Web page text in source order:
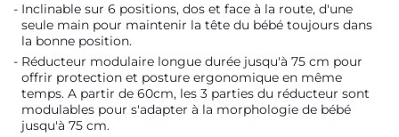
Inclinable sur 6 positions, dos et face à la route, d'une
seule main pour maintenir la tête du bébé toujours dans
la bonne position.
Réducteur modulaire longue durée jusqu'à 75 cm pour
offrir protection et posture ergonomique en même
temps. A partir de 60cm, les 3 parties du réducteur sont
modulables pour s'adapter à la morphologie de bébé
jusqu'à 75 cm.